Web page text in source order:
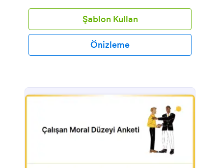
Şablon Kullan
Önizleme